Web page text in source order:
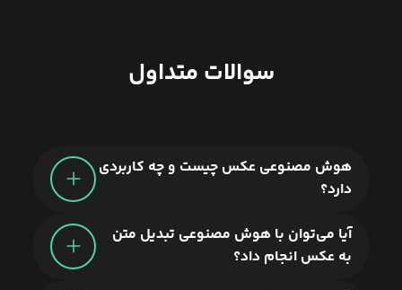
سوالات متداول
هوش مصنوعی عکس چیست و چه کاربردی
دارد؟
آیا می‌توان با هوش مصنوعی تبدیل متن
به عکس انجام داد؟